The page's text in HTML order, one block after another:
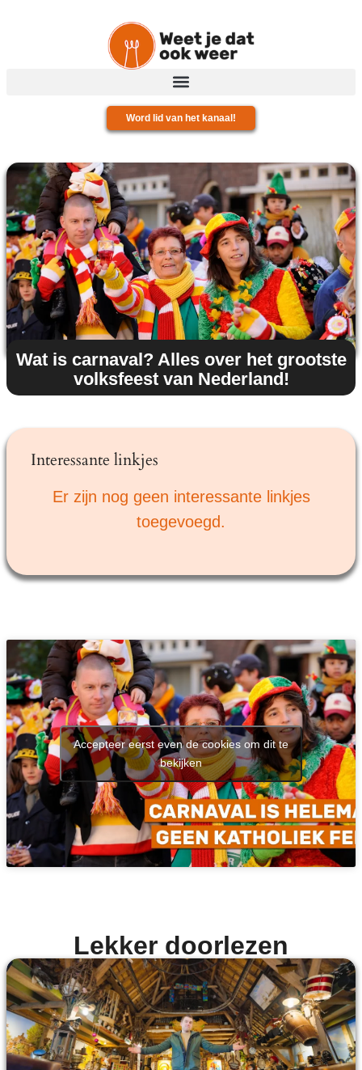
Word lid van het kanaal!
Wat is carnaval? Alles over het grootste
volksfeest van Nederland!
Interessante linkjes
Er zijn nog geen interessante linkjes
toegevoegd.
Accepteer eerst even de cookies om dit te
bekijken
Lekker doorlezen